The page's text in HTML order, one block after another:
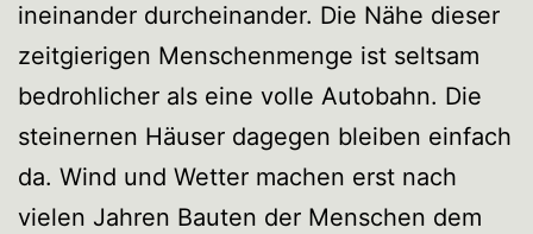
ineinander durcheinander. Die Nähe dieser
zeitgierigen Menschenmenge ist seltsam
bedrohlicher als eine volle Autobahn. Die
steinernen Häuser dagegen bleiben einfach
da. Wind und Wetter machen erst nach
vielen Jahren Bauten der Menschen dem